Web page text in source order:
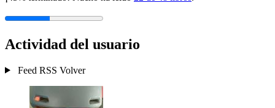
Actividad del usuario
Feed RSS Volver